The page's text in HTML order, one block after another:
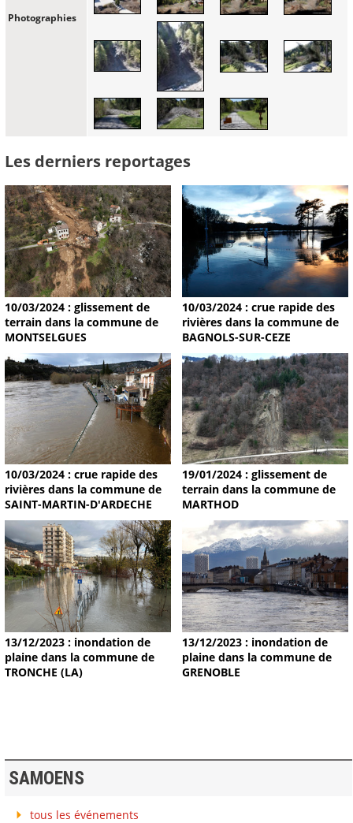
Photographies
Les derniers reportages
10/03/2024 : glissement de
terrain dans la commune de
MONTSELGUES
10/03/2024 : crue rapide des
rivières dans la commune de
BAGNOLS-SUR-CEZE
10/03/2024 : crue rapide des
rivières dans la commune de
SAINT-MARTIN-D'ARDECHE
19/01/2024 : glissement de
terrain dans la commune de
MARTHOD
13/12/2023 : inondation de
plaine dans la commune de
TRONCHE (LA)
13/12/2023 : inondation de
plaine dans la commune de
GRENOBLE
SAMOENS
tous les événements